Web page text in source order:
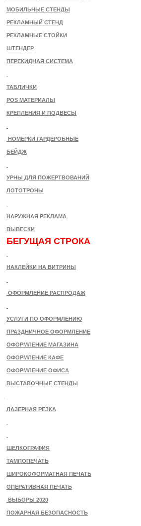
МОБИЛЬНЫЕ СТЕНДЫ
РЕКЛАМНЫЙ СТЕНД
РЕКЛАМНЫЕ СТОЙКИ
ШТЕНДЕР
ПЕРЕКИДНАЯ СИСТЕМА
ТАБЛИЧКИ
POS МАТЕРИАЛЫ
КРЕПЛЕНИЯ И ПОДВЕСЫ
НОМЕРКИ ГАРДЕРОБНЫЕ
БЕЙДЖ
УРНЫ ДЛЯ ПОЖЕРТВОВАНИЙ
ЛОТОТРОНЫ
НАРУЖНАЯ РЕКЛАМА
ВЫВЕСКИ
БЕГУЩАЯ СТРОКА
НАКЛЕЙКИ НА ВИТРИНЫ
ОФОРМЛЕНИЕ РАСПРОДАЖ
УСЛУГИ ПО ОФОРМЛЕНИЮ
ПРАЗДНИЧНОЕ ОФОРМЛЕНИЕ
ОФОРМЛЕНИЕ МАГАЗИНА
ОФОРМЛЕНИЕ КАФЕ
ОФОРМЛЕНИЕ ОФИСА
ВЫСТАВОЧНЫЕ СТЕНДЫ
ЛАЗЕРНАЯ РЕЗКА
ШЕЛКОГРАФИЯ
ТАМПОПЕЧАТЬ
ШИРОКОФОРМАТНАЯ ПЕЧАТЬ
ОПЕРАТИВНАЯ ПЕЧАТЬ
ВЫБОРЫ 2020
ПОЖАРНАЯ БЕЗОПАСНОСТЬ